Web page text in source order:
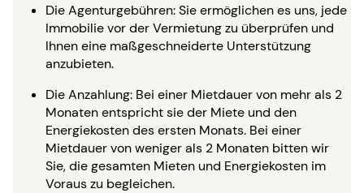
Die Agenturgebühren: Sie ermöglichen es uns, jede
Immobilie vor der Vermietung zu überprüfen und
Ihnen eine maßgeschneiderte Unterstützung
anzubieten.
Die Anzahlung: Bei einer Mietdauer von mehr als 2
Monaten entspricht sie der Miete und den
Energiekosten des ersten Monats. Bei einer
Mietdauer von weniger als 2 Monaten bitten wir
Sie, die gesamten Mieten und Energiekosten im
Voraus zu begleichen.